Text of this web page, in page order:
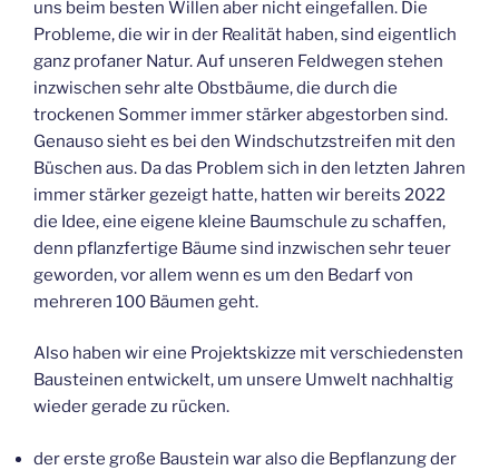
uns beim besten Willen aber nicht eingefallen. Die
Probleme, die wir in der Realität haben, sind eigentlich
ganz profaner Natur. Auf unseren Feldwegen stehen
inzwischen sehr alte Obstbäume, die durch die
trockenen Sommer immer stärker abgestorben sind.
Genauso sieht es bei den Windschutzstreifen mit den
Büschen aus. Da das Problem sich in den letzten Jahren
immer stärker gezeigt hatte, hatten wir bereits 2022
die Idee, eine eigene kleine Baumschule zu schaffen,
denn pflanzfertige Bäume sind inzwischen sehr teuer
geworden, vor allem wenn es um den Bedarf von
mehreren 100 Bäumen geht.
Also haben wir eine Projektskizze mit verschiedensten
Bausteinen entwickelt, um unsere Umwelt nachhaltig
wieder gerade zu rücken.
der erste große Baustein war also die Bepflanzung der